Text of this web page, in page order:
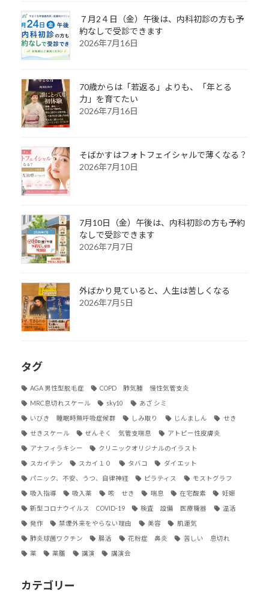
７月2４日（金）午後は、内科初診の方も予
約なしで受診できます
2026年7月16日
70歳からは「若返る」よりも、「年とる
力」を育てたい
2026年7月16日
そばかすはフォトフェイシャルで薄くなる？
2026年7月10日
7月10日（金）午後は、内科初診の方も予約
なしで受診できます
2026年7月7日
外ばかり見ていると、人生は苦しくなる
2026年7月5日
タグ
AGA 男性型脱毛症 COPD 肺気腫 慢性気管支炎
MRC息切れスケール sky10 あざ シミ
いびき 睡眠時無呼吸症候群 しみ取り じんましん せき
せきスケール ぜんそく 気管支喘息 アトピー性皮膚炎
アナフィラキシー クリニックオリジナルのイラスト
スカイテン スカイ１０ タバコ ダイエット
パニック、不安、うつ、自律神経 ピラティス モストグラフ
吸入指導 吸入薬 咳 せき 喘息 在宅酸素 妊娠
新型コロナウイルス COVID-19 検査 設備 医療機器 温活
発作 禁煙外来をやらない理由 美容 肌運気
肺炎球菌ワクチン 腸活 花粉症 鼻炎 苦しい 息切れ
薬 薬膳 講演 講演会
カテゴリー